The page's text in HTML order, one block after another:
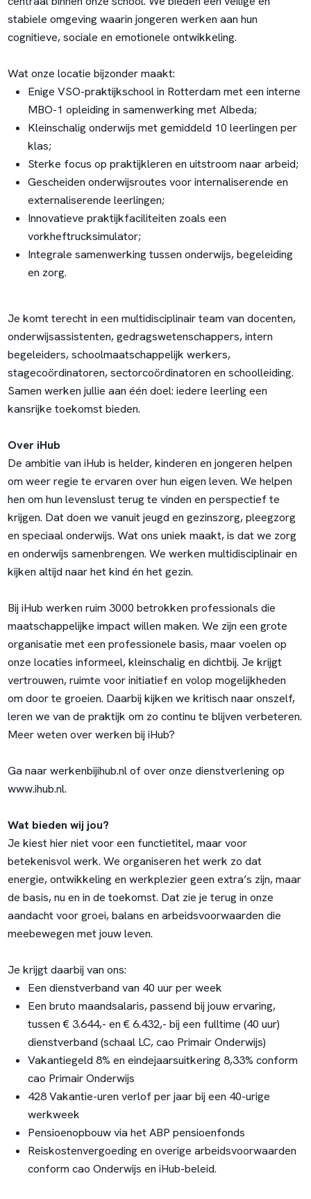
stabiele omgeving waarin jongeren werken aan hun
cognitieve, sociale en emotionele ontwikkeling.
Wat onze locatie bijzonder maakt:
Enige VSO-praktijkschool in Rotterdam met een interne
MBO-1 opleiding in samenwerking met Albeda;
Kleinschalig onderwijs met gemiddeld 10 leerlingen per
klas;
Sterke focus op praktijkleren en uitstroom naar arbeid;
Gescheiden onderwijsroutes voor internaliserende en
externaliserende leerlingen;
Innovatieve praktijkfaciliteiten zoals een
vorkheftrucksimulator;
Integrale samenwerking tussen onderwijs, begeleiding
en zorg.
Je komt terecht in een multidisciplinair team van docenten,
onderwijsassistenten, gedragswetenschappers, intern
begeleiders, schoolmaatschappelijk werkers,
stagecoördinatoren, sectorcoördinatoren en schoolleiding.
Samen werken jullie aan één doel: iedere leerling een
kansrijke toekomst bieden.
Over iHub
De ambitie van iHub is helder, kinderen en jongeren helpen
om weer regie te ervaren over hun eigen leven. We helpen
hen om hun levenslust terug te vinden en perspectief te
krijgen. Dat doen we vanuit jeugd en gezinszorg, pleegzorg
en speciaal onderwijs. Wat ons uniek maakt, is dat we zorg
en onderwijs samenbrengen. We werken multidisciplinair en
kijken altijd naar het kind én het gezin.
Bij iHub werken ruim 3000 betrokken professionals die
maatschappelijke impact willen maken. We zijn een grote
organisatie met een professionele basis, maar voelen op
onze locaties informeel, kleinschalig en dichtbij. Je krijgt
vertrouwen, ruimte voor initiatief en volop mogelijkheden
om door te groeien. Daarbij kijken we kritisch naar onszelf,
leren we van de praktijk om zo continu te blijven verbeteren.
Meer weten over werken bij iHub?
Ga naar werkenbijihub.nl of over onze dienstverlening op
www.ihub.nl.
Wat bieden wij jou?
Je kiest hier niet voor een functietitel, maar voor
betekenisvol werk. We organiseren het werk zo dat
energie, ontwikkeling en werkplezier geen extra’s zijn, maar
de basis, nu en in de toekomst. Dat zie je terug in onze
aandacht voor groei, balans en arbeidsvoorwaarden die
meebewegen met jouw leven.
Je krijgt daarbij van ons:
Een dienstverband van 40 uur per week
Een bruto maandsalaris, passend bij jouw ervaring,
tussen € 3.644,- en € 6.432,- bij een fulltime (40 uur)
dienstverband (schaal LC, cao Primair Onderwijs)
Vakantiegeld 8% en eindejaarsuitkering 8,33% conform
cao Primair Onderwijs
428 Vakantie-uren verlof per jaar bij een 40-urige
werkweek
Pensioenopbouw via het ABP pensioenfonds
Reiskostenvergoeding en overige arbeidsvoorwaarden
conform cao Onderwijs en iHub-beleid.